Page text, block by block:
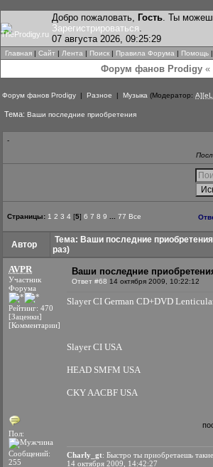
Добро пожаловать, Гость. Ты
Зарегистрироваться.
07 августа 2026, 09:25:29
Главная | Сайт | Лента | Поиск | Правила Форума | Помощь |
Форум фанов Prodigy«
Форум фанов Prodigy | Разное | Музыка (Модератор: A][eL
Тема: Ваши последние приобретения
-
Страницы: 1 2 3 4 [5] 6 7 8 9 77 Все
Автор Тема: Ваши последние приобретения
раз)
AVPR
Участник
Форума
Рейтинг: 470
[Заценки]
[Комментарии]
Пол:
Сообщений:
255
Ваши последние
Ответ #68 14 октября 2009, 10:22:12
Slayer CI German CD+DVD
Slayer CI USA
HEAD SMFM USA
CKY AACBF USA
Charly_gt: Быстро ты приобретаешь
14 октября 2009, 14:42:27